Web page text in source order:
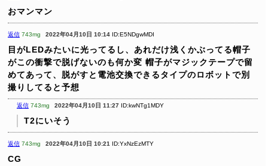
おマンマン
返信 743mg 2022年04月10日 10:14 ID:E5NDgwMDI
目がLEDみたいに光ってるし、あれだけ浅くかぶってる帽子
がこの衝撃で脱げないのも何か変 帽子がマジックテープで留
めてあって、脱がすと電池交換できるタイプのロボットで別
撮りしてると予想
返信 743mg 2022年04月10日 11:27 ID:kwNTg1MDY
T2にいそう
返信 743mg 2022年04月10日 10:21 ID:YxNzEzMTY
CG